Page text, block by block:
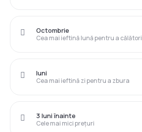
Cea mai ieftină lună pentru a călători
Octombrie
Cea mai ieftină zi pentru a zbura
luni
Cele mai mici prețuri
3 luni înainte